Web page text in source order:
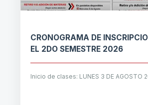
CRONOGRAMA DE
EL 2DO SEMESTRE 2026
Inicio de clases: LUNES 3 DE AGOSTO